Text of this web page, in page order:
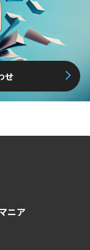
せ
ニア